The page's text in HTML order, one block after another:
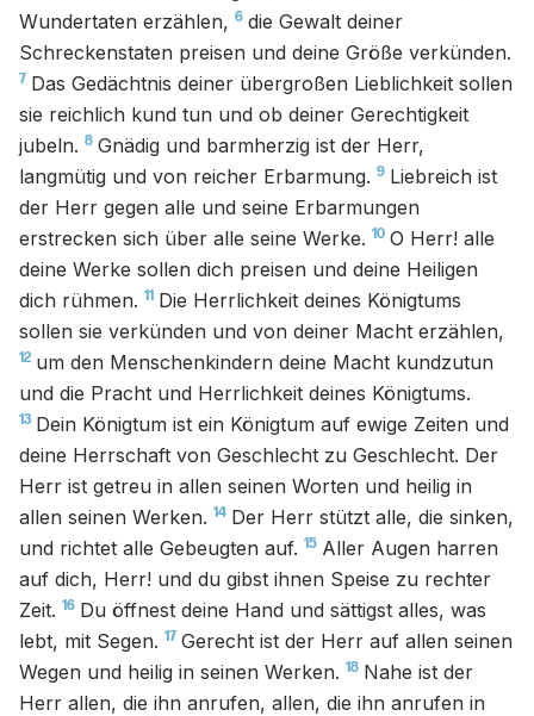
Wundertaten erzählen, 6 die Gewalt deiner
Schreckenstaten preisen und deine Größe verkünden.
7 Das Gedächtnis deiner übergroßen Lieblichkeit sollen
sie reichlich kund tun und ob deiner Gerechtigkeit
jubeln. 8 Gnädig und barmherzig ist der Herr,
langmütig und von reicher Erbarmung. 9 Liebreich ist
der Herr gegen alle und seine Erbarmungen
erstrecken sich über alle seine Werke. 10 O Herr! alle
deine Werke sollen dich preisen und deine Heiligen
dich rühmen. 11 Die Herrlichkeit deines Königtums
sollen sie verkünden und von deiner Macht erzählen,
12 um den Menschenkindern deine Macht kundzutun
und die Pracht und Herrlichkeit deines Königtums.
13 Dein Königtum ist ein Königtum auf ewige Zeiten und
deine Herrschaft von Geschlecht zu Geschlecht. Der
Herr ist getreu in allen seinen Worten und heilig in
allen seinen Werken. 14 Der Herr stützt alle, die sinken,
und richtet alle Gebeugten auf. 15 Aller Augen harren
auf dich, Herr! und du gibst ihnen Speise zu rechter
Zeit. 16 Du öffnest deine Hand und sättigst alles, was
lebt, mit Segen. 17 Gerecht ist der Herr auf allen seinen
Wegen und heilig in seinen Werken. 18 Nahe ist der
Herr allen, die ihn anrufen, allen, die ihn anrufen in